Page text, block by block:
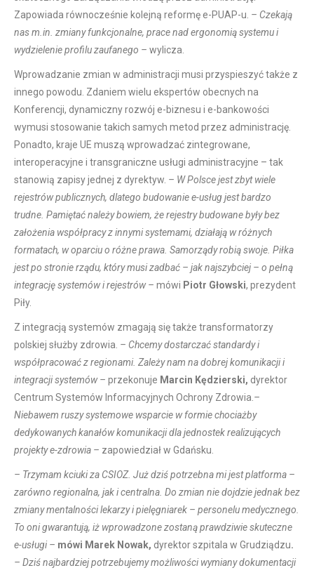
Zapowiada równocześnie kolejną reformę e-PUAP-u. – Czekają
nas m.in. zmiany funkcjonalne, prace nad ergonomią systemu i
wydzielenie profilu zaufanego – wylicza.
Wprowadzanie zmian w administracji musi przyspieszyć także z
innego powodu. Zdaniem wielu ekspertów obecnych na
Konferencji, dynamiczny rozwój e-biznesu i e-bankowości
wymusi stosowanie takich samych metod przez administrację.
Ponadto, kraje UE muszą wprowadzać zintegrowane,
interoperacyjne i transgraniczne usługi administracyjne – tak
stanowią zapisy jednej z dyrektyw. – W Polsce jest zbyt wiele
rejestrów publicznych, dlatego budowanie e-usług jest bardzo
trudne. Pamiętać należy bowiem, że rejestry budowane były bez
założenia współpracy z innymi systemami, działają w różnych
formatach, w oparciu o różne prawa. Samorządy robią swoje. Piłka
jest po stronie rządu, który musi zadbać – jak najszybciej – o pełną
integrację systemów i rejestrów – mówi Piotr Głowski, prezydent
Piły.
Z integracją systemów zmagają się także transformatorzy
polskiej służby zdrowia. – Chcemy dostarczać standardy i
współpracować z regionami. Zależy nam na dobrej komunikacji i
integracji systemów – przekonuje Marcin Kędzierski, dyrektor
Centrum Systemów Informacyjnych Ochrony Zdrowia. –
Niebawem ruszy systemowe wsparcie w formie chociażby
dedykowanych kanałów komunikacji dla jednostek realizujących
projekty e-zdrowia – zapowiedział w Gdańsku.
– Trzymam kciuki za CSIOZ. Już dziś potrzebna mi jest platforma –
zarówno regionalna, jak i centralna. Do zmian nie dojdzie jednak bez
zmiany mentalności lekarzy i pielęgniarek – personelu medycznego.
To oni gwarantują, iż wprowadzone zostaną prawdziwie skuteczne
e-usługi – mówi Marek Nowak, dyrektor szpitala w Grudziądzu.
– Dziś najbardziej potrzebujemy możliwości wymiany dokumentacji